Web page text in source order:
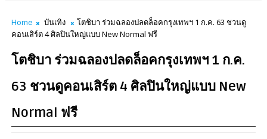
Home บันเทิง
โตชิบา ร่วมฉลองปลดล็อคกรุงเทพฯ 1 ก.ค. 63 ชวนดู
คอนเสิร์ต 4 ศิลปินใหญ่แบบ New Normal ฟรี
โตชิบา ร่วมฉลองปลดล็อคกรุงเทพฯ 1 ก.ค.
63 ชวนดูคอนเสิร์ต 4 ศิลปินใหญ่แบบ New
Normal ฟรี